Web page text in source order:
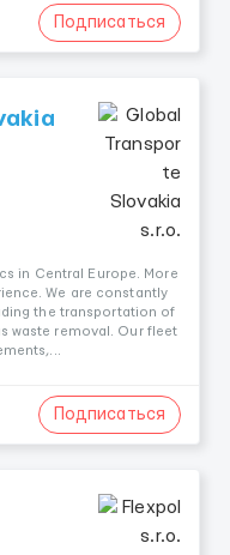
Подписаться
in Central Europe. More
We are constantly
the transportation of
waste removal. Our fleet
Подписаться